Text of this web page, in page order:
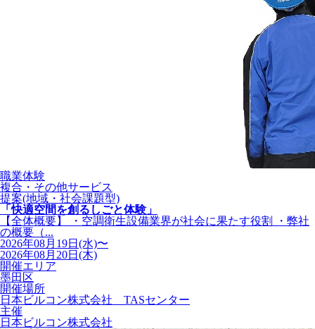
職業体験
複合・その他サービス
提案(地域・社会課題型)
「快適空間を創るしごと体験」
【全体概要】 ・空調衛生設備業界が社会に果たす役割 ・弊社
の概要（...
2026年08月19日(水)〜
2026年08月20日(木)
開催エリア
墨田区
開催場所
日本ビルコン株式会社 TASセンター
主催
日本ビルコン株式会社